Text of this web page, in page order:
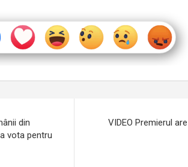
din
vota pentru
VIDEO Premierul